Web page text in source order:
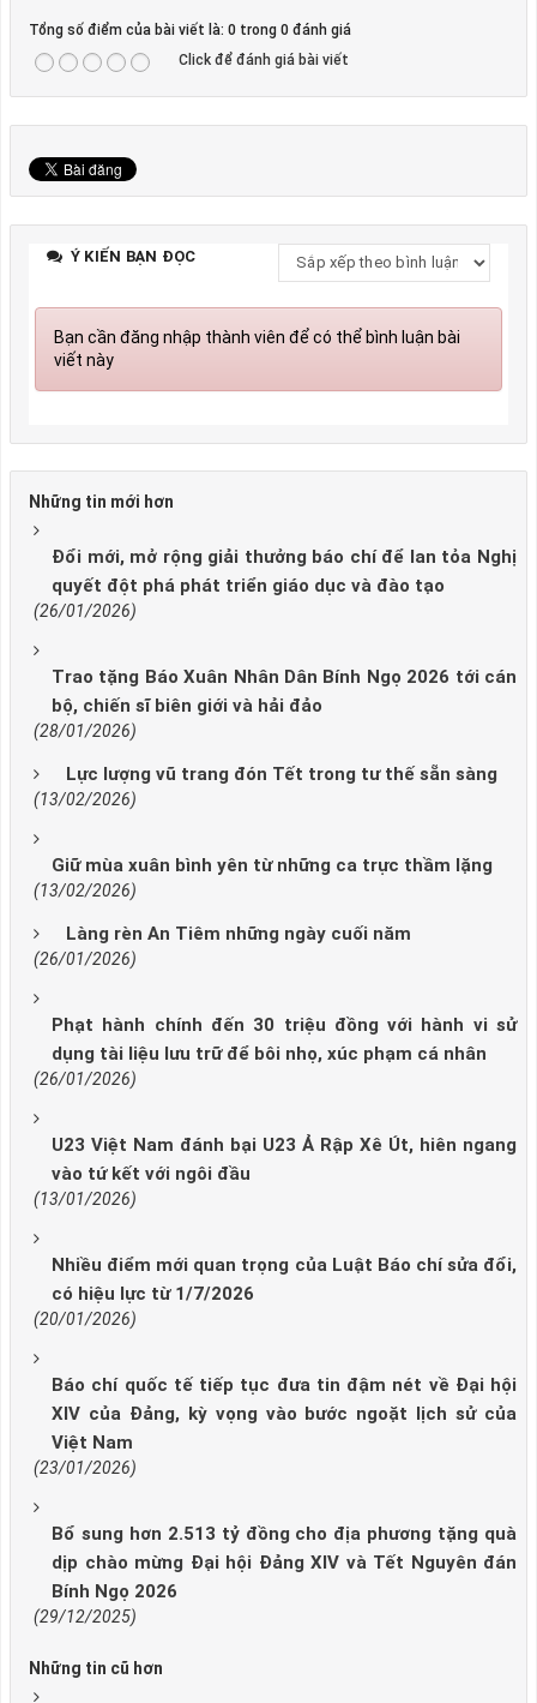
Tổng số điểm của bài viết là: 0 trong 0 đánh giá
Click để đánh giá bài viết
Ý KIẾN BẠN ĐỌC
Bạn cần đăng nhập thành viên để có thể bình luận bài
viết này
Những tin mới hơn
Đổi mới, mở rộng giải thưởng báo chí để lan tỏa Nghị
quyết đột phá phát triển giáo dục và đào tạo
(26/01/2026)
Trao tặng Báo Xuân Nhân Dân Bính Ngọ 2026 tới cán
bộ, chiến sĩ biên giới và hải đảo
(28/01/2026)
Lực lượng vũ trang đón Tết trong tư thế sẵn sàng
(13/02/2026)
Giữ mùa xuân bình yên từ những ca trực thầm lặng
(13/02/2026)
Làng rèn An Tiêm những ngày cuối năm
(26/01/2026)
Phạt hành chính đến 30 triệu đồng với hành vi sử
dụng tài liệu lưu trữ để bôi nhọ, xúc phạm cá nhân
(26/01/2026)
U23 Việt Nam đánh bại U23 Ả Rập Xê Út, hiên ngang
vào tứ kết với ngôi đầu
(13/01/2026)
Nhiều điểm mới quan trọng của Luật Báo chí sửa đổi,
có hiệu lực từ 1/7/2026
(20/01/2026)
Báo chí quốc tế tiếp tục đưa tin đậm nét về Đại hội
XIV của Đảng, kỳ vọng vào bước ngoặt lịch sử của
Việt Nam
(23/01/2026)
Bổ sung hơn 2.513 tỷ đồng cho địa phương tặng quà
dịp chào mừng Đại hội Đảng XIV và Tết Nguyên đán
Bính Ngọ 2026
(29/12/2025)
Những tin cũ hơn